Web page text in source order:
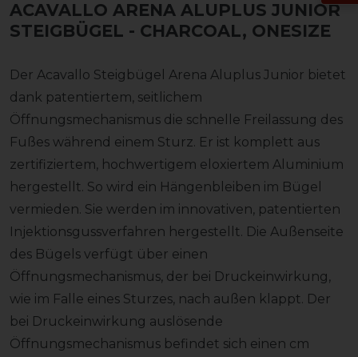
ACAVALLO ARENA ALUPLUS JUNIOR
STEIGBÜGEL - CHARCOAL, ONESIZE
Der Acavallo Steigbügel Arena Aluplus Junior bietet
dank patentiertem, seitlichem
Öffnungsmechanismus die schnelle Freilassung des
Fußes während einem Sturz. Er ist komplett aus
zertifiziertem, hochwertigem eloxiertem Aluminium
hergestellt. So wird ein Hängenbleiben im Bügel
vermieden. Sie werden im innovativen, patentierten
Injektionsgussverfahren hergestellt. Die Außenseite
des Bügels verfügt über einen
Öffnungsmechanismus, der bei Druckeinwirkung,
wie im Falle eines Sturzes, nach außen klappt. Der
bei Druckeinwirkung auslösende
Öffnungsmechanismus befindet sich einen cm